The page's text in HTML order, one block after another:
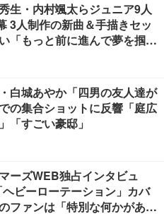
生・内村颯太らジュニア9人
3人制作の新曲＆手描きセッ
「もっと前に進んで夢を掴み
白城あやか「四男の友人達が
の集合ショットに反響「庭広
「すごい豪邸」
ーズWEB独占インタビュ
ビーローテーション」カバ
ファンは「特別な何かがあ